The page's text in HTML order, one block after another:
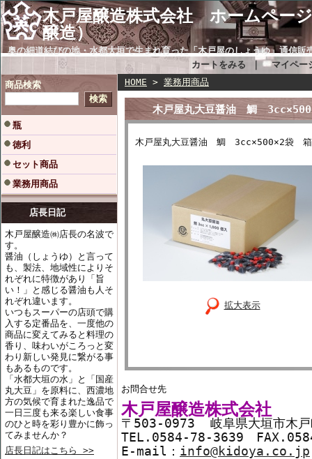
木戸屋醸造株式会社 ホー
醸造）
奥の細道結びの地・水都大垣で生まれ育った「木戸屋のしょうゆ」通信販
カートをみる ｜ マイペー
商品検索
瓶
徳利
セット商品
業務用商品
店長日記
木戸屋醸造㈱店長の名波で
す。
醤油（しょうゆ）と言って
も、製法、地域性によりそ
れぞれに特徴があり「旨
い！」と感じる醤油も人そ
れぞれ違います。
いつもスーパーの店頭で購
入する定番品を、一度他の
商品に変えてみると料理の
香り、味わいがころっと変
わり新しい発見に繋がる事
もあるものです。
「水都大垣の水」と「国産
丸大豆」を原料に、西濃地
方の気候で育まれた逸品で
一日三度も来る楽しい食事
のひと時を彩り豊かに飾っ
てみませんか？
店長日記はこちら >>
HOME > 業務用商品
木戸屋丸大豆醤油 鯛
木戸屋丸大豆醤油 鯛 3cc×500×2袋 箱
拡大表示
お問合せ先
木戸屋醸造株式会社
〒503-0973 岐阜県大垣市木
TEL.0584-78-3639
E-mail： info@kidoya.co.jp